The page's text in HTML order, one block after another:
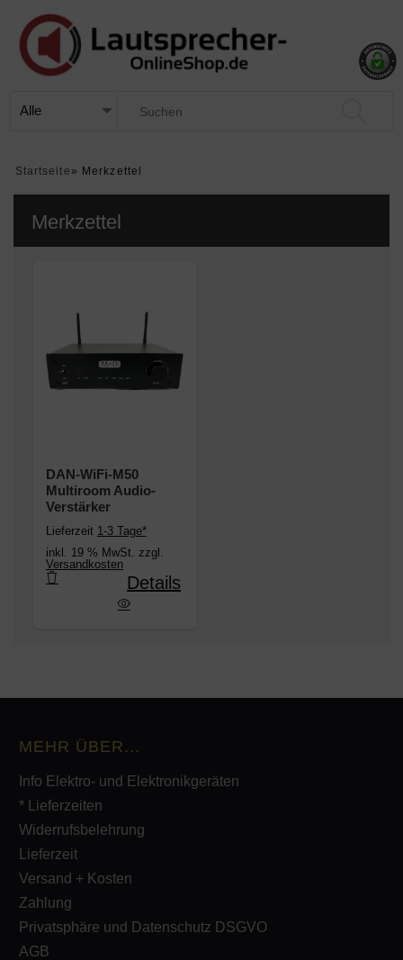
Startseite » Merkzettel
Merkzettel
DAN-WiFi-M50
Multiroom Audio-
Verstärker
Lieferzeit 1-3 Tage*
inkl. 19 % MwSt. zzgl.
Versandkosten
M50 Multiroom Audio-Verstärker
Details
MEHR ÜBER...
Info Elektro- und Elektronikgeräten
* Lieferzeiten
Widerrufsbelehrung
Lieferzeit
Versand + Kosten
Zahlung
Privatsphäre und Datenschutz DSGVO
AGB